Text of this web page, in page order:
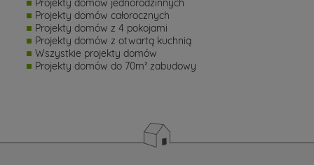
Projekty domów całorocznych
Projekty domów z 4 pokojami
Projekty domów z otwartą kuchnią
Wszystkie projekty domów
Projekty domów do 70m² zabudowy